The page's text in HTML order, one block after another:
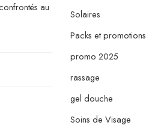
au
Solaires
Packs et promotions
promo 2025
rassage
gel douche
Soins de Visage